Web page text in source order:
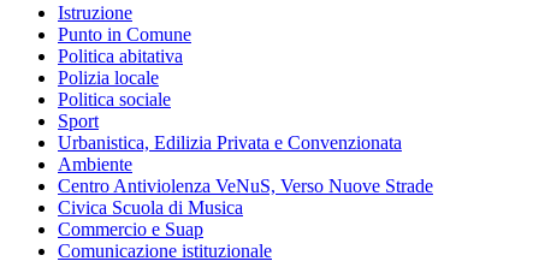
Istruzione
Punto in Comune
Politica abitativa
Polizia locale
Politica sociale
Sport
Urbanistica, Edilizia Privata e Convenzionata
Ambiente
Centro Antiviolenza VeNuS, Verso Nuove Strade
Civica Scuola di Musica
Commercio e Suap
Comunicazione istituzionale